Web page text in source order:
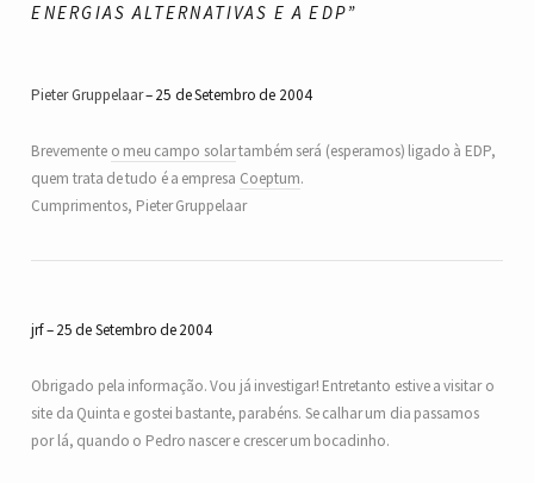
ENERGIAS ALTERNATIVAS E A EDP”
Pieter Gruppelaar 25 de Setembro de 2004
Brevemente o meu campo solartambém será (esperamos) ligado à EDP,
quem trata de tudo é a empresa Coeptum.
Cumprimentos, Pieter Gruppelaar
jrf 25 de Setembro de 2004
Obrigado pela informação. Vou já investigar! Entretanto estive a visitar o
site da Quinta e gostei bastante, parabéns. Se calhar um dia passamos
por lá, quando o Pedro nascer e crescer um bocadinho.